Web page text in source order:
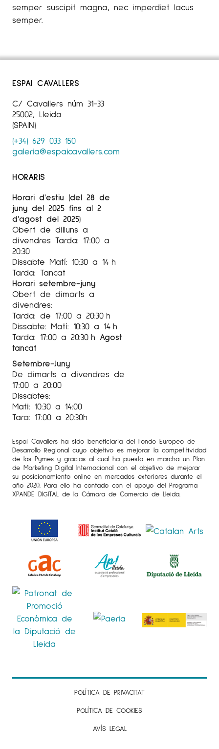
semper suscipit magna, nec imperdiet lacus
semper.
ESPAI CAVALLERS
C/ Cavallers núm 31-33
25002, Lleida
(SPAIN)
(+34) 629 033 150
galeria@espaicavallers.com
HORARIS
Horari d'estiu (del 28 de
juny del 2025 fins al 2
d'agost del 2025)
Obert de dilluns a
divendres Tarda: 17:00 a
20:30
Dissabte Matí: 10:30 a 14 h
Tarda: Tancat
Horari setembre-juny
Obert de dimarts a
divendres:
Tarda: de 17:00 a 20:30 h
Dissabte: Matí: 10:30 a 14 h
Tarda: 17:00 a 20:30 h Agost
tancat
Setembre-Juny
De dimarts a divendres de
17:00 a 20:00
Dissabtes:
Mati: 10:30 a 14:00
Tara: 17:00 a 20:30h
Espai Cavallers ha sido beneficiaria del Fondo Europeo de
Desarrollo Regional cuyo objetivo es mejorar la competitividad
de las Pymes y gracias al cual ha puesto en marcha un Plan
de Marketing Digital Internacional con el objetivo de mejorar
su posicionamiento online en mercados exteriores durante el
año 2020. Para ello ha contado con el apoyo del Programa
XPANDE DIGITAL de la Cámara de Comercio de Lleida.
POLÍTICA DE PRIVACITAT
POLÍTICA DE COOKIES
AVÍS LEGAL